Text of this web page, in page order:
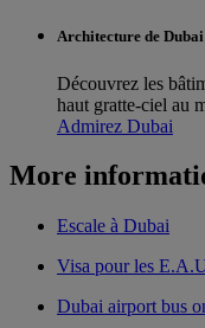
Architecture de Dubai
Découvrez les
haut gratte-ciel au
Admirez Dubai
More
Escale à Dubai
Visa pour les
Dubai airport bus